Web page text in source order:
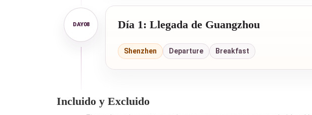
Día 1: Llegada de Guangzhou
Shenzhen Departure Breakfast
Incluido y Excluido